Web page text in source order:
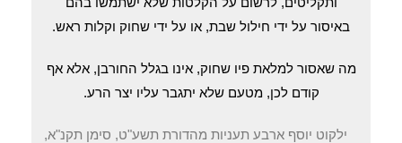
באיסור על ידי חילול שבת, או על ידי שחוק וקלות ראש.
מה שאסור למלאת פיו שחוק, אינו בגלל החורבן, אלא אף
קודם לכן, מטעם שלא יתגבר עליו יצר הרע.
ילקוט יוסף ארבע תעניות מהדורת תשע"ט, סימן תקנ"א,